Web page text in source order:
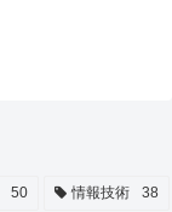
50 情報技術 38